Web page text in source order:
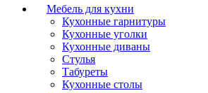
Мебель для кухни
Кухонные гарнитуры
Кухонные уголки
Кухонные диваны
Стулья
Табуреты
Кухонные столы